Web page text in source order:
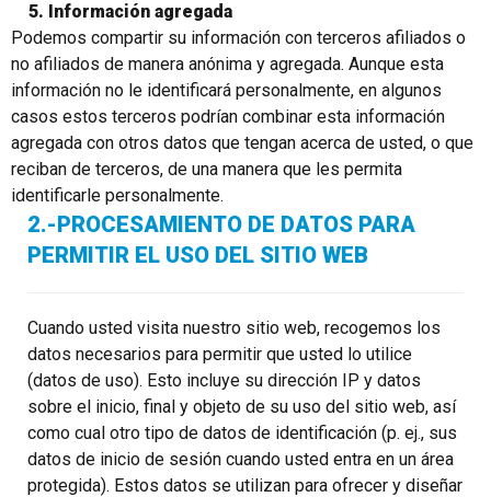
5. Información agregada
Podemos compartir su información con terceros afiliados o
no afiliados de manera anónima y agregada. Aunque esta
información no le identificará personalmente, en algunos
casos estos terceros podrían combinar esta información
agregada con otros datos que tengan acerca de usted, o que
reciban de terceros, de una manera que les permita
identificarle personalmente.
2.-PROCESAMIENTO DE DATOS PARA
PERMITIR EL USO DEL SITIO WEB
Cuando usted visita nuestro sitio web, recogemos los
datos necesarios para permitir que usted lo utilice
(datos de uso). Esto incluye su dirección IP y datos
sobre el inicio, final y objeto de su uso del sitio web, así
como cual otro tipo de datos de identificación (p. ej., sus
datos de inicio de sesión cuando usted entra en un área
protegida). Estos datos se utilizan para ofrecer y diseñar